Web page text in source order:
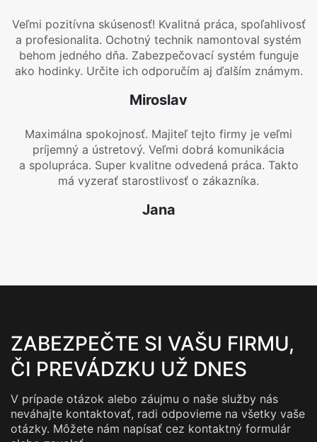
Veľmi pozitívna skúsenosť! Kvalitná práca, spoľahlivosť
a profesionalita. Ochotný technik namontoval systém
behom jedného dňa. Zabezpečovací systém funguje
ako hodinky. Určite ich odporučím aj ďalším známym.
Miroslav
Maximálna spokojnosť. Majiteľ tejto firmy je veľmi
príjemný a ústretový. Veľmi dobrá komunikácia
a spolupráca. Super kvalitne odvedená práca. Takto
má vyzerať starostlivosť o zákazníka.
Jana
ZABEZPEČTE SI VAŠU FIRMU,
ČI PREVÁDZKU UŽ DNES
V prípade otázok alebo záujmu o naše služby nás
neváhajte kontaktovať, radi odpovieme na všetky vaše
otázky. Môžete nám napísať cez kontaktný formulár